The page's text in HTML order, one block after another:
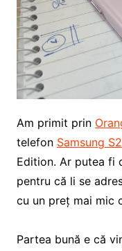
Am primit prin
telefon Samsung
Edition. Ar putea fi
pentru că li se
cu un preț mai mic
Partea bună e că